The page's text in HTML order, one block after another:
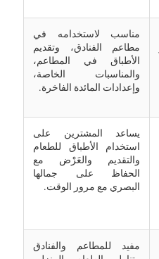
مناسب لاستخدامه في
مطاعم الفنادق، وتقديم
الأطباق في المطاعم،
والمناسبات الخاصة،
وإعدادات المائدة الفاخرة.
يساعد المشترين على
استخدام الأطباق للطعام
والتقديم والعَرْض مع
الحفاظ على جمالها
البصري مع مرور الوقت.
مفيد للمطاعم والفنادق